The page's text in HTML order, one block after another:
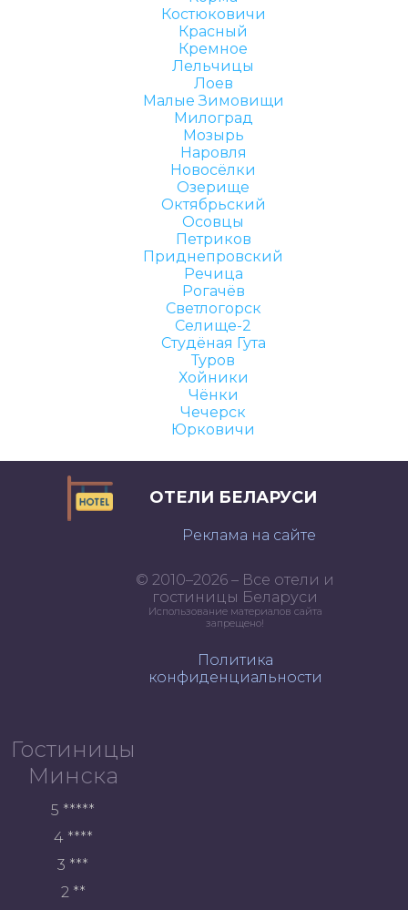
Костюковичи
Красный
Кремное
Лельчицы
Лоев
Малые Зимовищи
Милоград
Мозырь
Наровля
Новосёлки
Озерище
Октябрьский
Осовцы
Петриков
Приднепровский
Речица
Рогачёв
Светлогорск
Селище-2
Студёная Гута
Туров
Хойники
Чёнки
Чечерск
Юрковичи
ОТЕЛИ БЕЛАРУСИ
Реклама на сайте
© 2010–2026 – Все отели и
гостиницы Беларуси
Использование материалов сайта
запрещено!
Политика
конфиденциальности
Гостиницы
Минска
5 *****
4 ****
3 ***
2 **